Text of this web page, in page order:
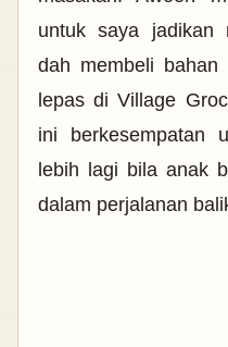
untuk saya jadikan
dah membeli bahan
lepas di Village
ini berkesempatan
lebih lagi bila anak
dalam perjalanan